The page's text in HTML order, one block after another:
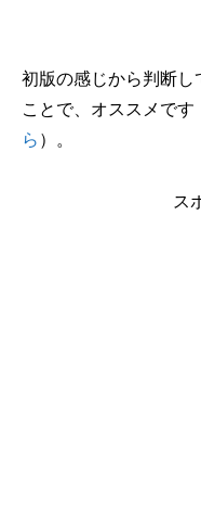
初版の感じから判断し
ことで、オススメで
ら ）。
ス